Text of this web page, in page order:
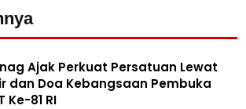
Ajak Perkuat Persatuan Lewat
dan Doa Kebangsaan Pembuka
Ke-81 RI